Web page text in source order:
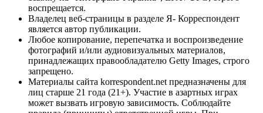
воспрещается.
Владелец веб-страницы в разделе Я- Корреспондент
является автор публикации.
Любое копирование, перепечатка и воспроизведение
фотографий и/или аудиовизуальных материалов,
принадлежащих правообладателю Getty Images, строго
запрещено.
Материалы сайта korrespondent.net предназначены для
лиц старше 21 года (21+). Участие в азартных играх
может вызвать игровую зависимость. Соблюдайте